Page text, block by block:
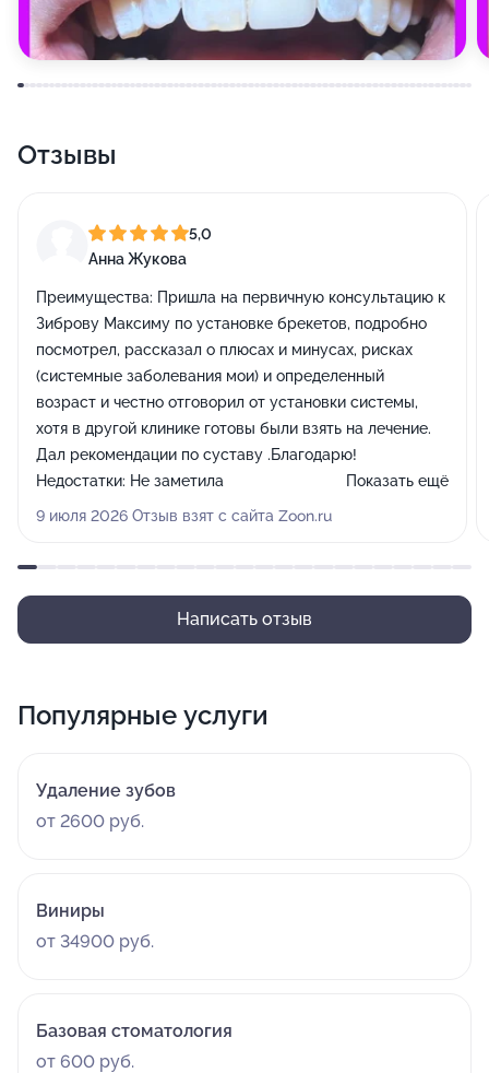
Отзывы
5,0
Анна Жукова
Преимущества: Пришла на первичную консультацию к
Зиброву Максиму по установке брекетов, подробно
посмотрел, рассказал о плюсах и минусах, рисках
(системные заболевания мои) и определенный
возраст и честно отговорил от установки системы,
хотя в другой клинике готовы были взять на лечение.
Дал рекомендации по суставу .Благодарю!
Недостатки: Не заметила
Комментарий:Ремонт аккуратный, чистота, персонал
Показать ещё
9 июля 2026 Отзыв взят с сайта Zoon.ru
Написать отзыв
Популярные услуги
Удаление зубов
от 2600 руб.
Виниры
от 34900 руб.
Базовая стоматология
от 600 руб.